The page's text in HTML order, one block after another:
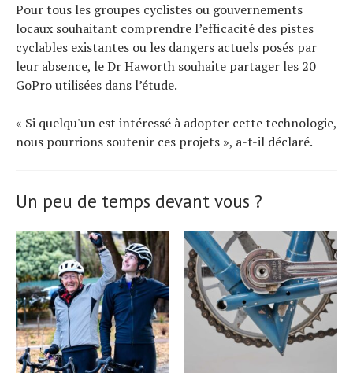
Pour tous les groupes cyclistes ou gouvernements
locaux souhaitant comprendre l’efficacité des pistes
cyclables existantes ou les dangers actuels posés par
leur absence, le Dr Haworth souhaite partager les 20
GoPro utilisées dans l’étude.
« Si quelqu'un est intéressé à adopter cette technologie,
nous pourrions soutenir ces projets », a-t-il déclaré.
Un peu de temps devant vous ?